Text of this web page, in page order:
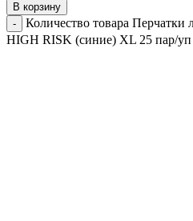
В корзину
Количество товара
HIGH RISK (синие) XL 25 пар/уп